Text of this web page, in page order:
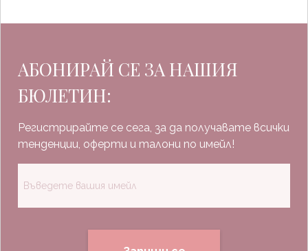
АБОНИРАЙ СЕ ЗА НАШИЯ
БЮЛЕТИН:
Регистрирайте се сега, за да получавате всички
тенденции, оферти и талони по имейл!